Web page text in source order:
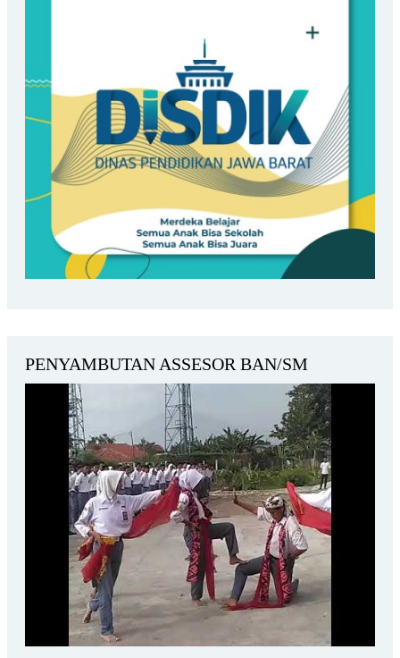
PENYAMBUTAN ASSESOR BAN/SM